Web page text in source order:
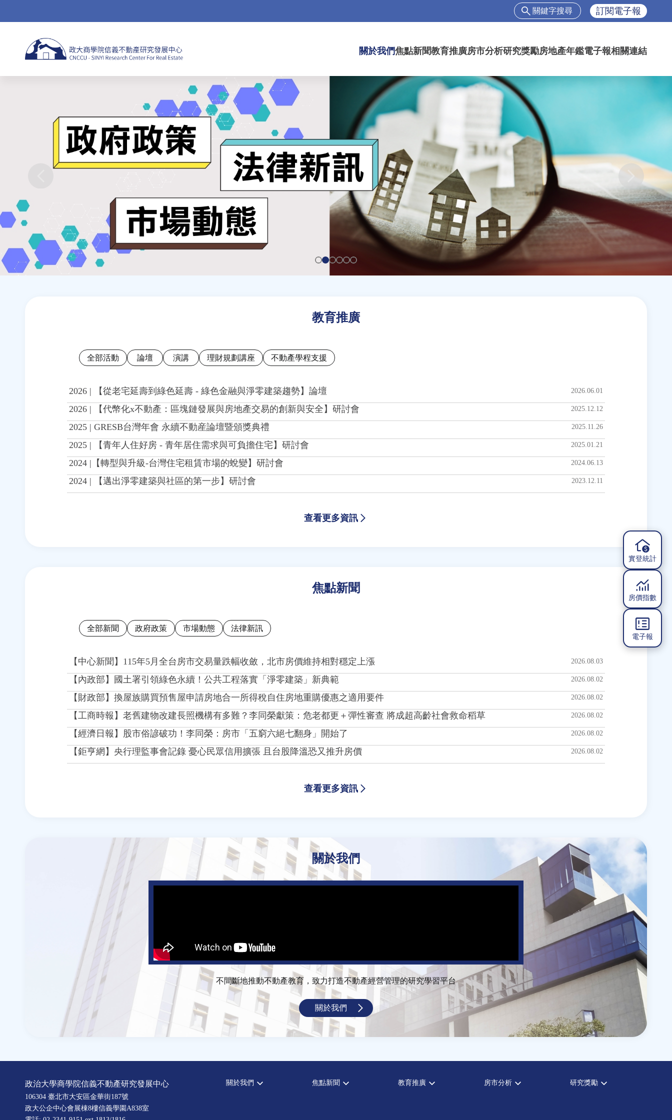
搜
表
單
搜
尋
訂閱電子報
關於我們焦點新聞教育推廣房市分析研究獎勵房地產年鑑電子報相關連結
教育推廣
全部活動 論壇 演講 理財規劃講座 不動產學程支援
2026 | 【從老宅延壽到綠色延壽 - 綠色金融與淨零建築趨勢】論壇 2026.06.01
2026 | 【代幣化x不動產：區塊鏈發展與房地產交易的創新與安全】研討會 2025.12.12
2025 | GRESB台灣年會 永續不動産論壇暨頒獎典禮 2025.11.26
2025 | 【青年人住好房 - 青年居住需求與可負擔住宅】研討會 2025.01.21
2024 |【轉型與升級-台灣住宅租賃市場的蛻變】研討會 2024.06.13
2024 | 【邁出淨零建築與社區的第一步】研討會 2023.12.11
查看更多資訊
焦點新聞
全部新聞 政府政策 市場動態 法律新訊
【中心新聞】115年5月全台房市交易量跌幅收斂，北市房價維持相對穩定上漲 2026.08.03
【內政部】國土署引領綠色永續！公共工程落實「淨零建築」新典範 2026.08.02
【財政部】換屋族購買預售屋申請房地合一所得稅自住房地重購優惠之適用要件 2026.08.02
【工商時報】老舊建物改建長照機構有多難？李同榮獻策：危老都更＋彈性審查 將成超高齡社會救命稻草 2026.08.02
【經濟日報】股市俗諺破功！李同榮：房市「五窮六絕七翻身」開始了 2026.08.02
【鉅亨網】央行理監事會記錄 憂心民眾信用擴張 且台股降溫恐又推升房價 2026.08.02
查看更多資訊
關於我們
不間斷地推動不動產教育，致力打造不動產經營管理的研究學習平台
關於我們
政治大學商學院信義不動產研究發展中心
106304 臺北市大安區金華街187號
政大公企中心會展棟8樓信義學園A838室
關於我們 焦點新聞 教育推廣 房市分析 研究獎勵
實登統計
房價指數
電子報